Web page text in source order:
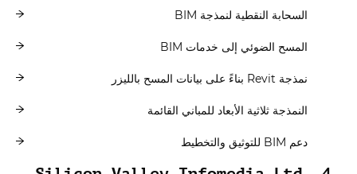
السحابة النقطية لنمذجة BIM
المسح الضوئي إلى خدمات BIM
نمذجة Revit بناءً على بيانات المسح بالليزر
النمذجة ثلاثية الأبعاد للمباني القائمة
دعم BIM للتوثيق والتخطيط